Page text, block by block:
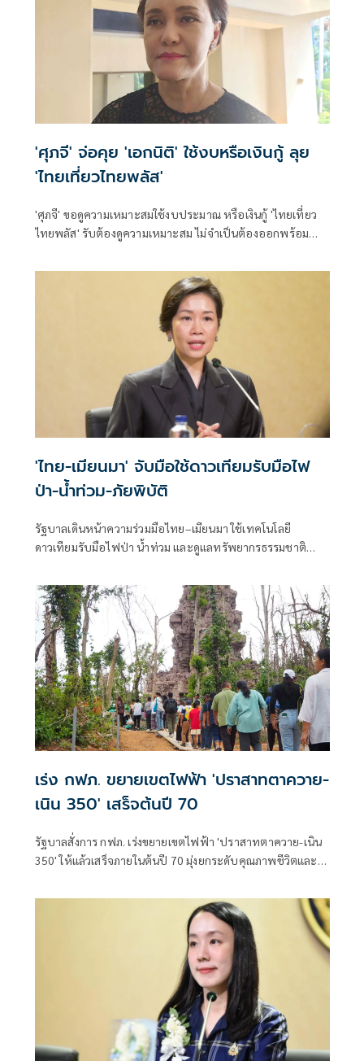
'ศุภจี' จ่อคุย 'เอกนิติ' ใช้งบหรือเงินกู้ ลุย
'ไทยเที่ยวไทยพลัส'
'ศุภจี' ขอดูความเหมาะสมใช้งบประมาณ หรือเงินกู้ 'ไทยเที่ยว
ไทยพลัส' รับต้องดูความเหมาะสม ไม่จำเป็นต้องออกพร้อม
'ไทย-เมียนมา' จับมือใช้ดาวเทียมรับมือไฟ
ป่า-น้ำท่วม-ภัยพิบัติ
รัฐบาลเดินหน้าความร่วมมือไทย–เมียนมา ใช้เทคโนโลยี
ดาวเทียมรับมือไฟป่า น้ำท่วม และดูแลทรัพยากรธรรมชาติ
เร่ง กฟภ. ขยายเขตไฟฟ้า 'ปราสาทตาควาย-
เนิน 350' เสร็จต้นปี 70
รัฐบาลสั่งการ กฟภ. เร่งขยายเขตไฟฟ้า 'ปราสาทตาควาย-เนิน
350' ให้แล้วเสร็จภายในต้นปี 70 มุ่งยกระดับคุณภาพชีวิตและ